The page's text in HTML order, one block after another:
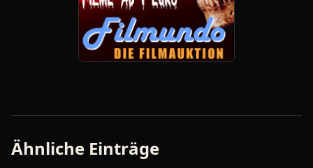
Ähnliche Einträge